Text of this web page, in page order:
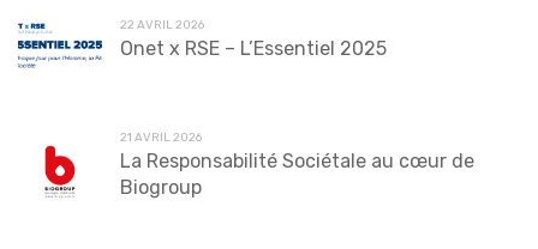
22 AVRIL 2026
Onet x RSE – L’Essentiel 2025
21 AVRIL 2026
La Responsabilité Sociétale au cœur de
Biogroup